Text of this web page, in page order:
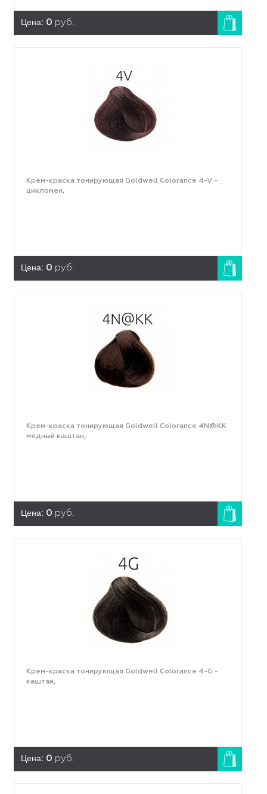
Цена: 0 руб.
Крем-краска тонирующая Goldwell Colorance 4-V -
цикломен,
Цена: 0 руб.
Крем-краска тонирующая Goldwell Colorance 4N@KK
медный каштан,
Цена: 0 руб.
Крем-краска тонирующая Goldwell Colorance 4-G -
каштан,
Цена: 0 руб.